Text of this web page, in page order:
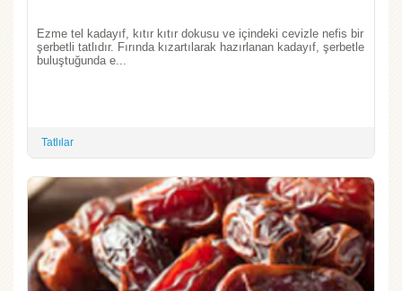
Ezme tel kadayıf, kıtır kıtır dokusu ve içindeki cevizle nefis bir
şerbetli tatlıdır. Fırında kızartılarak hazırlanan kadayıf, şerbetle
buluştuğunda e...
Tatlılar